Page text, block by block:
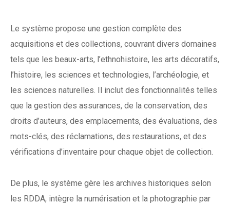
Le système propose une gestion complète des
acquisitions et des collections, couvrant divers domaines
tels que les beaux-arts, l’ethnohistoire, les arts décoratifs,
l’histoire, les sciences et technologies, l’archéologie, et
les sciences naturelles. Il inclut des fonctionnalités telles
que la gestion des assurances, de la conservation, des
droits d’auteurs, des emplacements, des évaluations, des
mots-clés, des réclamations, des restaurations, et des
vérifications d’inventaire pour chaque objet de collection.
De plus, le système gère les archives historiques selon
les RDDA, intègre la numérisation et la photographie par